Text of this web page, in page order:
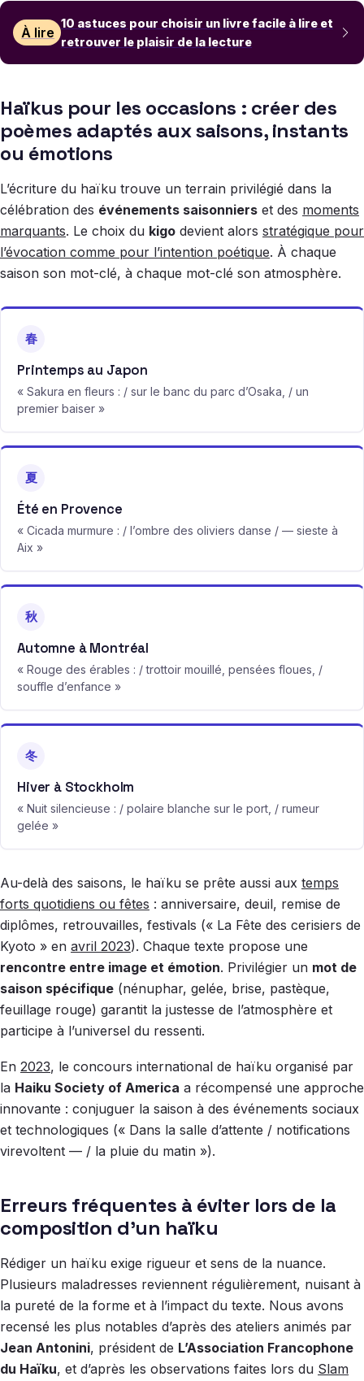
À lire
10 astuces pour choisir un livre facile à lire et
retrouver le plaisir de la lecture
Haïkus pour les occasions : créer des
poèmes adaptés aux saisons, instants
ou émotions
L’écriture du haïku trouve un terrain privilégié dans la
célébration des événements saisonniers et des moments
marquants. Le choix du kigo devient alors stratégique pour
l’évocation comme pour l’intention poétique. À chaque
saison son mot-clé, à chaque mot-clé son atmosphère.
春
Printemps au Japon
« Sakura en fleurs : / sur le banc du parc d’Osaka, / un
premier baiser »
夏
Été en Provence
« Cicada murmure : / l’ombre des oliviers danse / — sieste à
Aix »
秋
Automne à Montréal
« Rouge des érables : / trottoir mouillé, pensées floues, /
souffle d’enfance »
冬
Hiver à Stockholm
« Nuit silencieuse : / polaire blanche sur le port, / rumeur
gelée »
Au-delà des saisons, le haïku se prête aussi aux temps
forts quotidiens ou fêtes : anniversaire, deuil, remise de
diplômes, retrouvailles, festivals (« La Fête des cerisiers de
Kyoto » en avril 2023). Chaque texte propose une
rencontre entre image et émotion. Privilégier un mot de
saison spécifique (nénuphar, gelée, brise, pastèque,
feuillage rouge) garantit la justesse de l’atmosphère et
participe à l’universel du ressenti.
En 2023, le concours international de haïku organisé par
la Haiku Society of America a récompensé une approche
innovante : conjuguer la saison à des événements sociaux
et technologiques (« Dans la salle d’attente / notifications
virevoltent — / la pluie du matin »).
Erreurs fréquentes à éviter lors de la
composition d’un haïku
Rédiger un haïku exige rigueur et sens de la nuance.
Plusieurs maladresses reviennent régulièrement, nuisant à
la pureté de la forme et à l’impact du texte. Nous avons
recensé les plus notables d’après des ateliers animés par
Jean Antonini, président de L’Association Francophone
du Haïku, et d’après les observations faites lors du Slam